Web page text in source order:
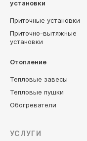
установки
Приточные установки
Приточно-вытяжные
установки
Отопление
Тепловые завесы
Тепловые пушки
Обогреватели
УСЛУГИ